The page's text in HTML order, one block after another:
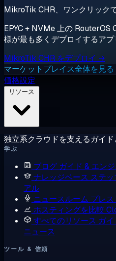
MikroTik CHR、ワンクリック
EPYC + NVMe 上の
様が最も多くデプロイするアプ
MikroTik CHR をデプロイ →
マーケットプレイス全体を見
価格設定
独立系クラウドを支えるガイド
学ぶ
ブログ ガイド & エン
ナレッジベース ステ
アル
ニュースルーム プレ
ホスティングを比較
すべてのリソース ガ
ニュース
ツール & 信頼